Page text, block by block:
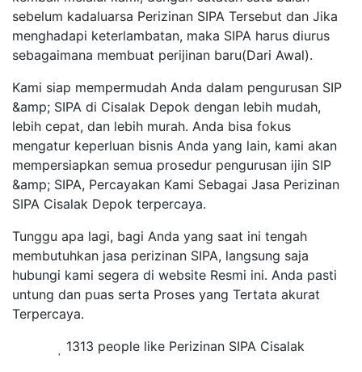
sebelum kadaluarsa Perizinan SIPA Tersebut dan Jika
menghadapi keterlambatan, maka SIPA harus diurus
sebagaimana membuat perijinan baru(Dari Awal).
Kami siap mempermudah Anda dalam pengurusan SIP
&amp; SIPA di Cisalak Depok dengan lebih mudah,
lebih cepat, dan lebih murah. Anda bisa fokus
mengatur keperluan bisnis Anda yang lain, kami akan
mempersiapkan semua prosedur pengurusan ijin SIP
&amp; SIPA, Percayakan Kami Sebagai Jasa Perizinan
SIPA Cisalak Depok terpercaya.
Tunggu apa lagi, bagi Anda yang saat ini tengah
membutuhkan jasa perizinan SIPA, langsung saja
hubungi kami segera di website Resmi ini. Anda pasti
untung dan puas serta Proses yang Tertata akurat
Terpercaya.
1313 people like Perizinan SIPA Cisalak